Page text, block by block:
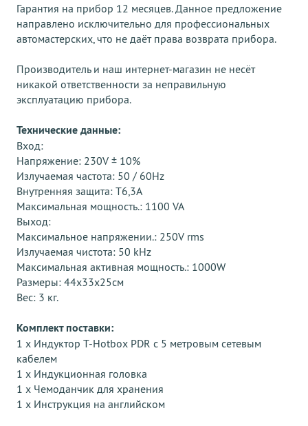
Гарантия на прибор 12 месяцев. Данное предложение
направлено исключительно для профессиональных
автомастерских, что не даёт права возврата прибора.
Производитель и наш интернет-магазин не несёт
никакой ответственности за неправильную
эксплуатацию прибора.
Технические данные:
Вход:
Напряжение: 230V ± 10%
Излучаемая частота: 50 / 60Hz
Внутренняя защита: T6,3A
Максимальная мощность.: 1100 VA
Выход:
Максимальное напряжении.: 250V rms
Излучаемая чистота: 50 kHz
Максимальная активная мощность.: 1000W
Размеры: 44x33x25см
Вес: 3 кг.
Комплект поставки:
1 x Индуктор Т-Hotbox PDR с 5 метровым сетевым
кабелем
1 х Индукционная головка
1 х Чемоданчик для хранения
1 х Инструкция на английском